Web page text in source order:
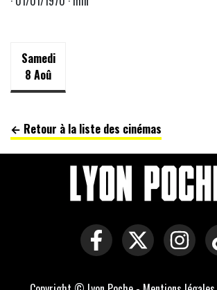
Samedi
8 Aoû
← Retour à la liste des cinémas